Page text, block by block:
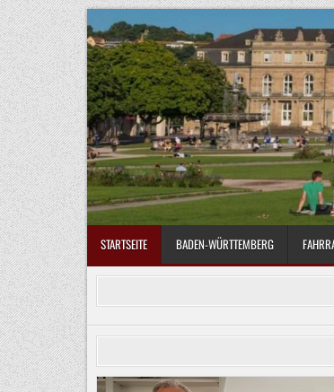
Skip
to
content
STARTSEITE BADEN-WÜRTTEMBERG